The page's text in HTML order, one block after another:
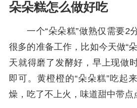
朵朵糕怎么做好吃
一个“朵朵糕”做熟仅需要2
很多的准备工作，比如今天做“
天就得磨了发酵好，早上现做
即可。黄橙橙的“朵朵糕”吃起
燥，吃了不上火，味道甜中带点